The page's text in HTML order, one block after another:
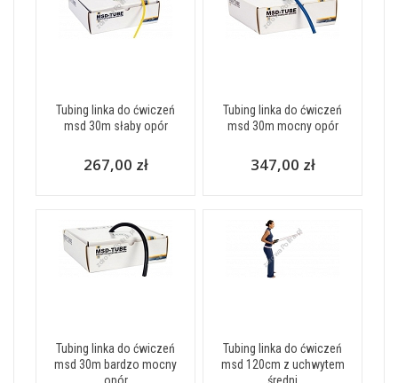
Tubing linka do ćwiczeń
msd 30m słaby opór
267,00 zł
Tubing linka do ćwiczeń
msd 30m mocny opór
347,00 zł
Tubing linka do ćwiczeń
msd 30m bardzo mocny
opór
Tubing linka do ćwiczeń
msd 120cm z uchwytem
średni